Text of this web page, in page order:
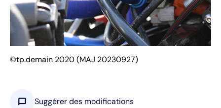
©tp.demain 2020 (MAJ 20230927)
chat_bubble Suggérer des modifications